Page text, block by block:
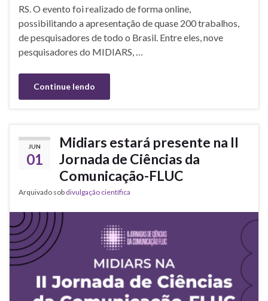
RS. O evento foi realizado de forma online,
possibilitando a apresentação de quase 200 trabalhos,
de pesquisadores de todo o Brasil. Entre eles, nove
pesquisadores do MIDIARS, …
Continue lendo
JUN
01
Midiars estará presente na II
Jornada de Ciências da
Comunicação-FLUC
Arquivado sob divulgação científica